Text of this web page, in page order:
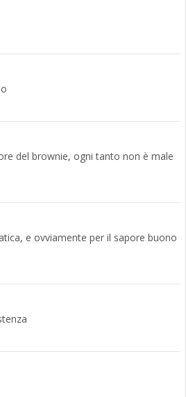
del brownie, ogni tanto non è male
e ovviamente per il sapore buono